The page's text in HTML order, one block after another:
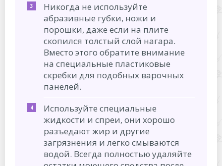
Никогда не используйте
абразивные губки, ножи и
порошки, даже если на плите
скопился толстый слой нагара.
Вместо этого обратите внимание
на специальные пластиковые
скребки для подобных варочных
панелей.
Используйте специальные
жидкости и спреи, они хорошо
разъедают жир и другие
загрязнения и легко смываются
водой. Всегда полностью удаляйте